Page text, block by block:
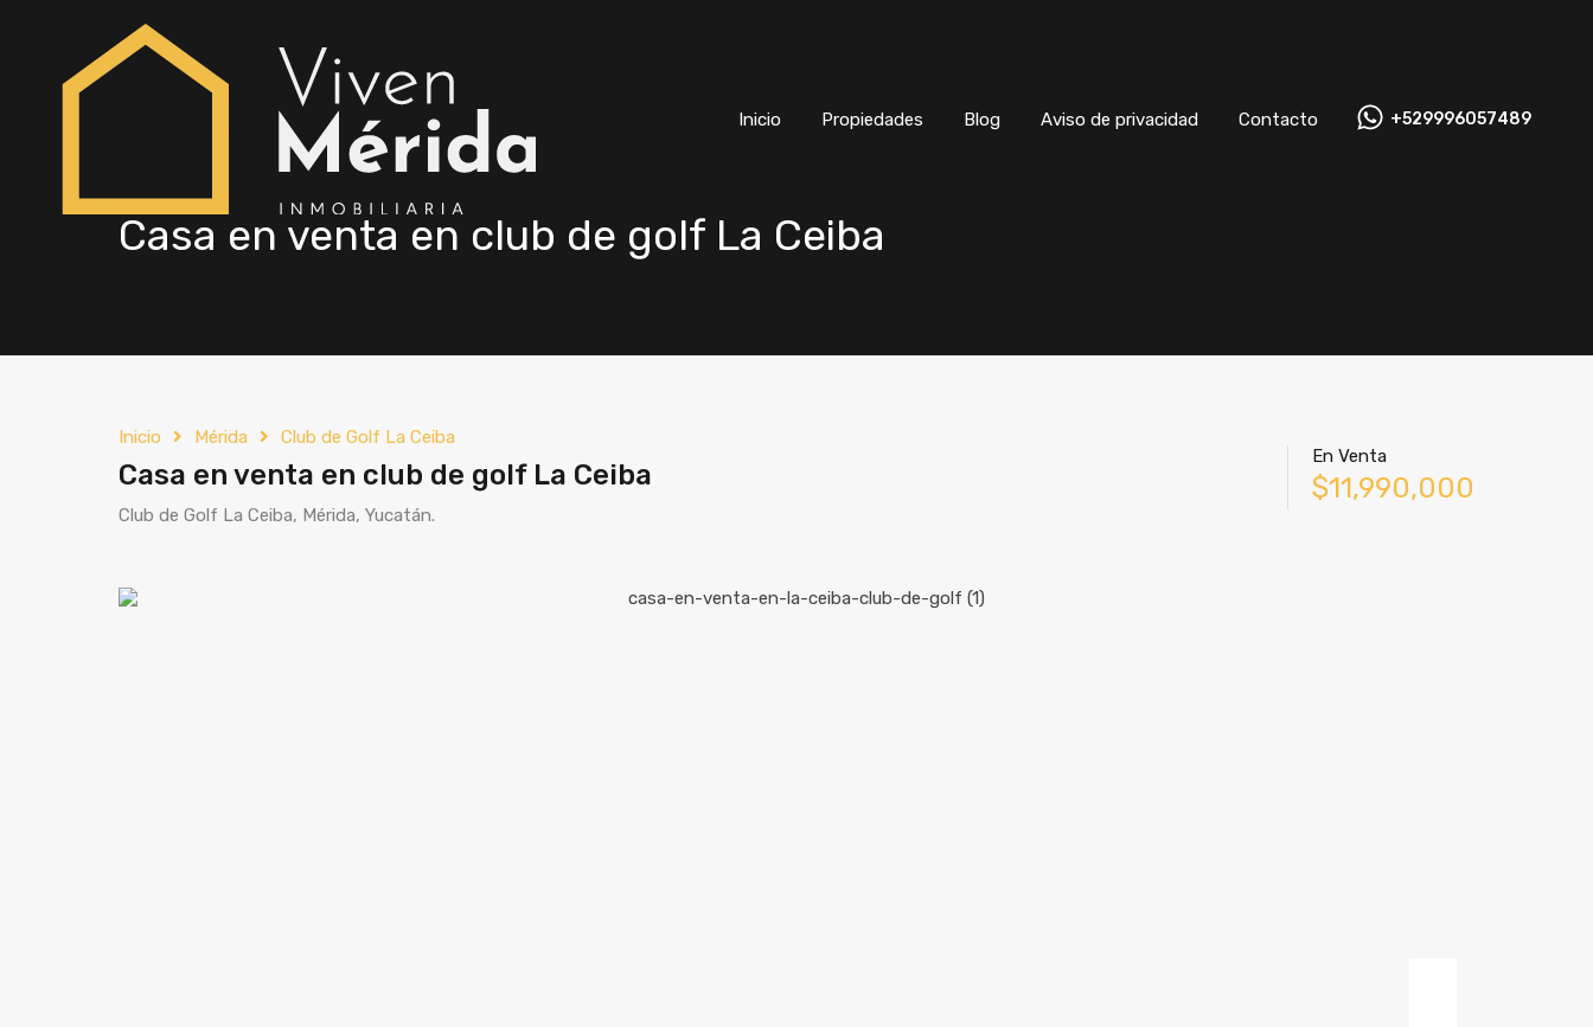
Inicio Propiedades Blog Aviso de privacidad Contacto +529996057489
Casa en venta en club de golf La Ceiba
Inicio Mérida Club de Golf La Ceiba
Casa en venta en club de golf La Ceiba
Club de Golf La Ceiba, Mérida, Yucatán.
En Venta
$11,990,000